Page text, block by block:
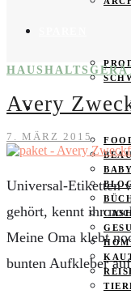
Avery
7. MÄRZ 2015
Universal-Etiketten
gehört, kennt ihr
Meine Oma klebt
bunten Aufkleber